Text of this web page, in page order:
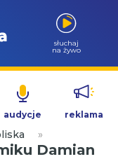
słuchaj
na żywo
audycje reklama
»
Damian